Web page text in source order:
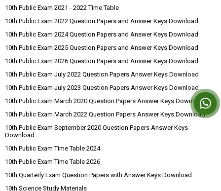
10th Public Exam 2021 - 2022 Time Table
10th Public Exam 2022 Question Papers and Answer Keys Download
10th Public Exam 2024 Question Papers and Answer Keys Download
10th Public Exam 2025 Question Papers and Answer Keys Download
10th Public Exam 2026 Question Papers and Answer Keys Download
10th Public Exam July 2022 Question Papers Answer Keys Download
10th Public Exam July 2023 Question Papers Answer Keys Download
10th Public Exam March 2020 Question Papers Answer Keys Download
10th Public Exam March 2022 Question Papers Answer Keys Download
10th Public Exam September 2020 Question Papers Answer Keys
Download
10th Public Exam Time Table 2024
10th Public Exam Time Table 2026
10th Quarterly Exam Question Papers with Answer Keys Download
10th Science Study Materials